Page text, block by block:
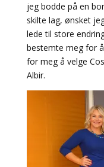
jeg bodde på en
skilte lag, ønsket
lede til store
bestemte meg for
for meg å velge
Albir.